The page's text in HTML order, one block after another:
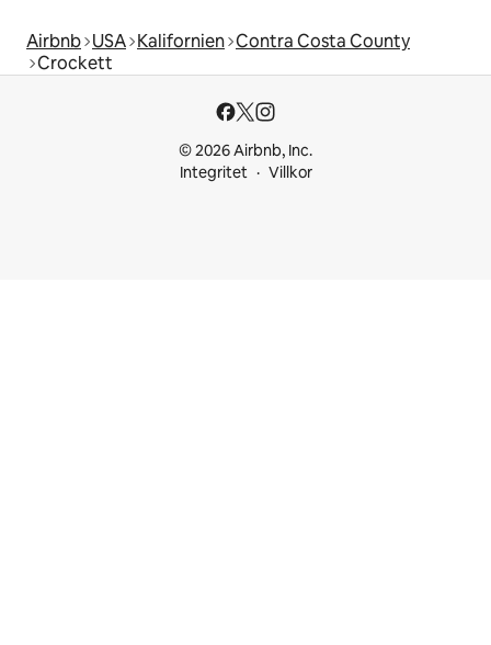
Airbnb USA Kalifornien Contra Costa County
Crockett
© 2026 Airbnb, Inc.
Integritet
Villkor